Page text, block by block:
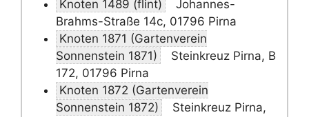
Knoten 1489 (flint)
Johannes-
Brahms-Straße 14c, 01796 Pirna
Knoten 1871 (Gartenverein
Sonnenstein 1871)
Steinkreuz Pirna, B
172, 01796 Pirna
Knoten 1872 (Gartenverein
Sonnenstein 1872)
Steinkreuz Pirna,